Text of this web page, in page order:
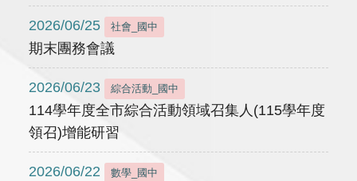
2026/06/25 社會_國中
期末團務會議
2026/06/23 綜合活動_國中
114學年度全市綜合活動領域召集人(115學年度
領召)增能研習
2026/06/22 數學_國中